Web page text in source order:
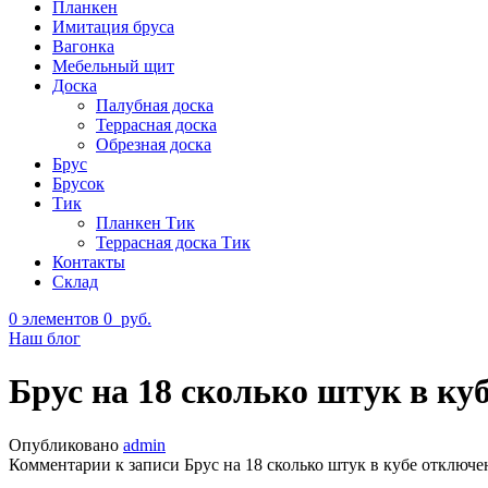
Планкен
Имитация бруса
Вагонка
Мебельный щит
Доска
Палубная доска
Террасная доска
Обрезная доска
Брус
Брусок
Тик
Планкен Тик
Террасная доска Тик
Контакты
Склад
0 элементов 0 руб.
Наш блог
Брус на 18 сколько штук в
Опубликовано admin
Комментарии к записи Брус на 18 сколько штук в кубе